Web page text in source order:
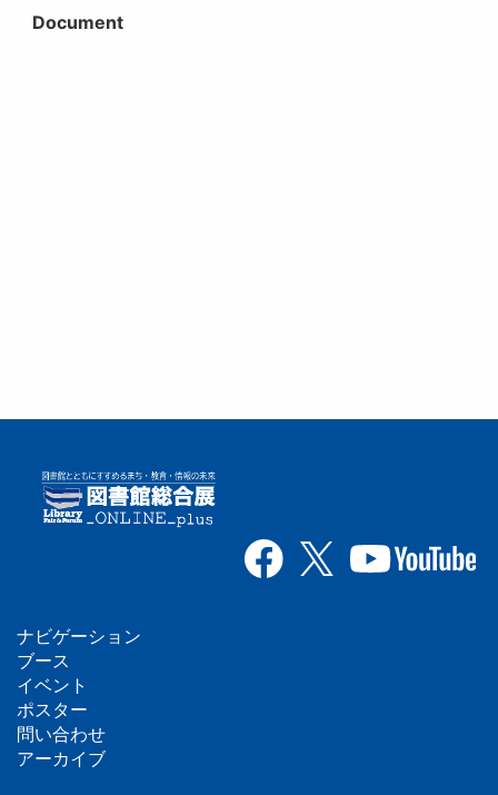
Document
フ
ッ
タ
ナビゲーション
ブース
イベント
ポスター
問い合わせ
アーカイブ